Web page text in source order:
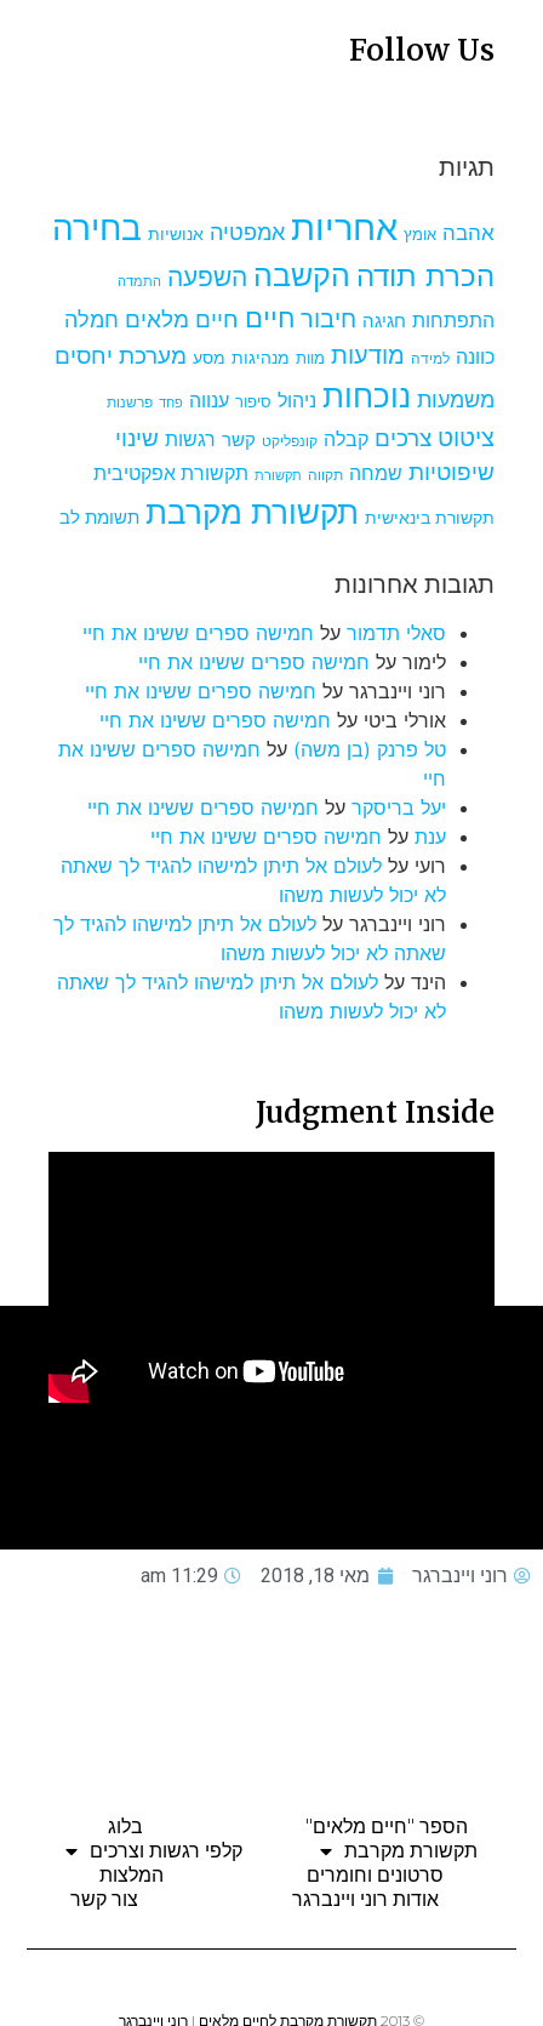
Follow Us
תגיות
אהבה אומץ אחריות אמפטיה אנושיות בחירה
הכרת תודה הקשבה השפעה התמדה
התפתחות חגיגה חיבור חיים חיים מלאים חמלה
כוונה למידה מודעות מוות מנהיגות מסע מערכת יחסים
משמעות נוכחות ניהול סיפור ענווה פחד פרשנות
ציטוט צרכים קבלה קונפליקט קשר רגשות שינוי
שיפוטיות שמחה תקווה תקשורת תקשורת אפקטיבית
תקשורת בינאישית תקשורת מקרבת תשומת לב
תגובות אחרונות
סאלי תדמור על חמישה ספרים ששינו את חיי
לימור על חמישה ספרים ששינו את חיי
רוני ויינברגר על חמישה ספרים ששינו את חיי
אורלי ביטי על חמישה ספרים ששינו את חיי
טל פרנק (בן משה) על חמישה ספרים ששינו את
חיי
יעל בריסקר על חמישה ספרים ששינו את חיי
ענת על חמישה ספרים ששינו את חיי
רועי על לעולם אל תיתן למישהו להגיד לך שאתה
לא יכול לעשות משהו
רוני ויינברגר על לעולם אל תיתן למישהו להגיד לך
שאתה לא יכול לעשות משהו
הינד על לעולם אל תיתן למישהו להגיד לך שאתה
לא יכול לעשות משהו
Judgment Inside
רוני ויינברגר מאי 18, 2018 11:29 am
הספר "חיים מלאים"
בלוג
תקשורת מקרבת
קלפי רגשות וצרכים
סרטונים וחומרים
המלצות
אודות רוני ויינברגר
צור קשר
© 2013 תקשורת מקרבת לחיים מלאים | רוני ויינברגר